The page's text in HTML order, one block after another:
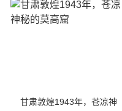
甘肃敦煌1943年，苍凉神